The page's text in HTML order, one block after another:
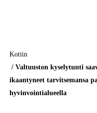
Kotiin
Valtuuston kyselytunti
ikaantyneet tarvitsemansa
hyvinvointialueella